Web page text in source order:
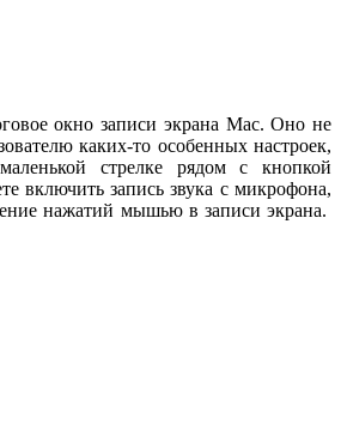
окно записи экрана Mac. Оно не
каких-то особенных настроек,
стрелке рядом с кнопкой
включить запись звука с микрофона,
нажатий мышью в записи экрана.